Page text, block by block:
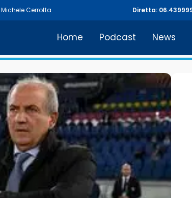
Michele Cerrotta Diretta:
Home Podcast News